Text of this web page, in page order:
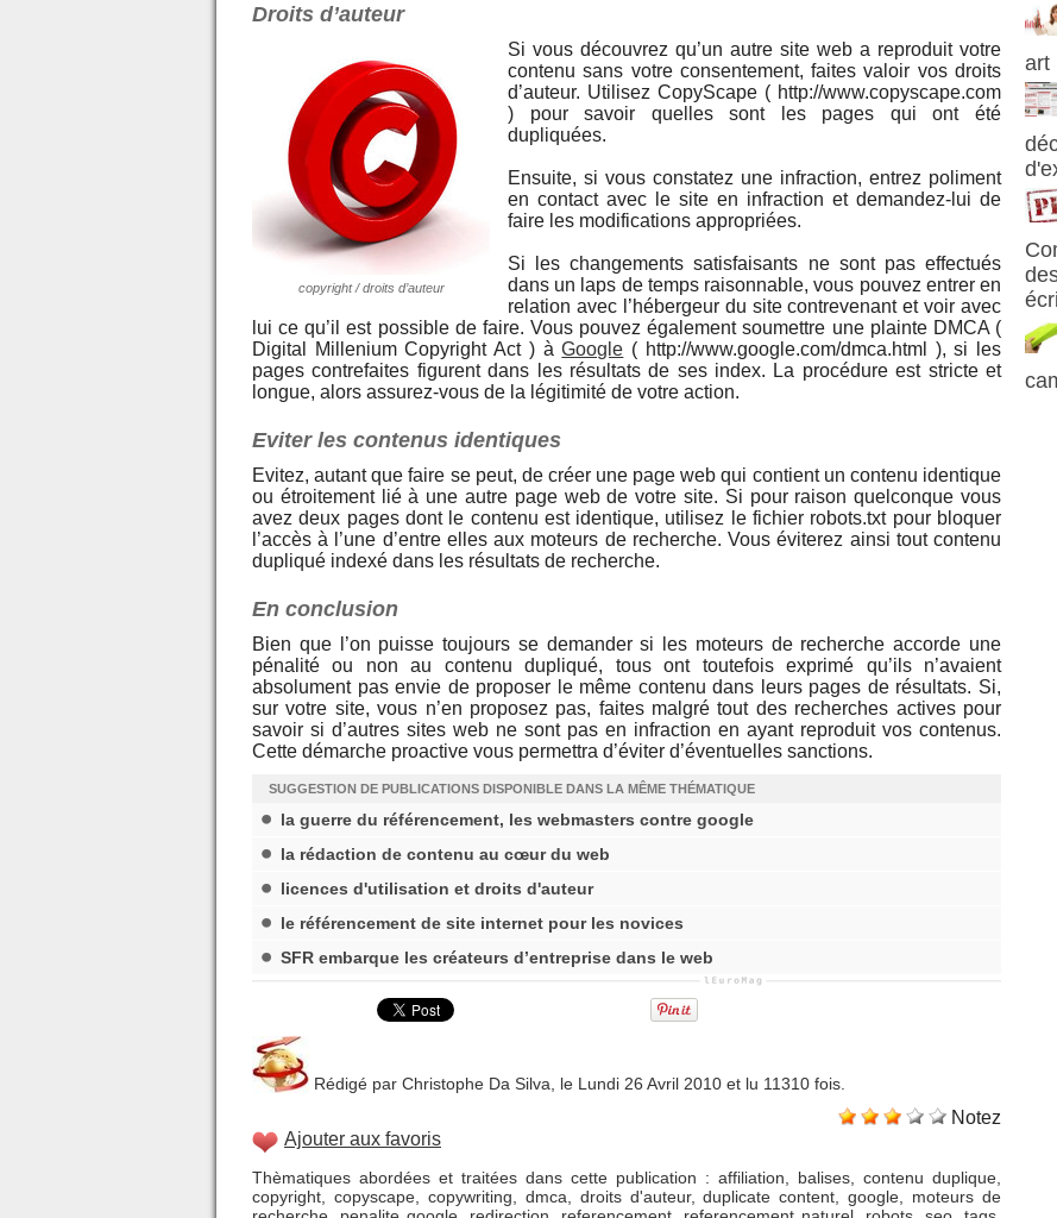
Droits d’auteur
copyright / droits d’auteur
Si vous découvrez qu’un autre site web a reproduit votre
contenu sans votre consentement, faites valoir vos droits
d’auteur. Utilisez CopyScape ( http://www.copyscape.com
) pour savoir quelles sont les pages qui ont été
dupliquées.
Ensuite, si vous constatez une infraction, entrez poliment
en contact avec le site en infraction et demandez-lui de
faire les modifications appropriées.
Si les changements satisfaisants ne sont pas effectués
dans un laps de temps raisonnable, vous pouvez entrer en
relation avec l’hébergeur du site contrevenant et voir avec
lui ce qu’il est possible de faire. Vous pouvez également soumettre une plainte DMCA (
Digital Millenium Copyright Act ) àGoogle ( http://www.google.com/dmca.html ), si les
pages contrefaites figurent dans les résultats de ses index. La procédure est stricte et
longue, alors assurez-vous de la légitimité de votre action.
Eviter les contenus identiques
Evitez, autant que faire se peut, de créer une page web qui contient un contenu identique
ou étroitement lié à une autre page web de votre site. Si pour raison quelconque vous
avez deux pages dont le contenu est identique, utilisez le fichier robots.txt pour bloquer
l’accès à l’une d’entre elles aux moteurs de recherche. Vous éviterez ainsi tout contenu
dupliqué indexé dans les résultats de recherche.
En conclusion
Bien que l’on puisse toujours se demander si les moteurs de recherche accorde une
pénalité ou non au contenu dupliqué, tous ont toutefois exprimé qu’ils n’avaient
absolument pas envie de proposer le même contenu dans leurs pages de résultats. Si,
sur votre site, vous n’en proposez pas, faites malgré tout des recherches actives pour
savoir si d’autres sites web ne sont pas en infraction en ayant reproduit vos contenus.
Cette démarche proactive vous permettra d’éviter d’éventuelles sanctions.
SUGGESTION DE PUBLICATIONS DISPONIBLE DANS LA MÊME THÉMATIQUE
la guerre du référencement, les webmasters contre google
la rédaction de contenu au cœur du web
licences d'utilisation et droits d'auteur
le référencement de site internet pour les novices
SFR embarque les créateurs d’entreprise dans le web
Rédigé par Christophe Da Silva, le Lundi 26 Avril 2010 et lu 11310 fois.
Notez
Ajouter aux favoris
Thèmatiques abordées et traitées dans cette publication : affiliation balises contenu duplique
copyright
copyscape, copywriting dmca droits d'auteur,duplicate content ,google
moteurs de
art